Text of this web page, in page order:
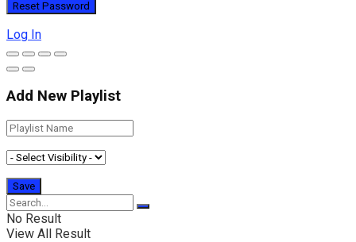
Log In
Add New Playlist
No Result
View All Result